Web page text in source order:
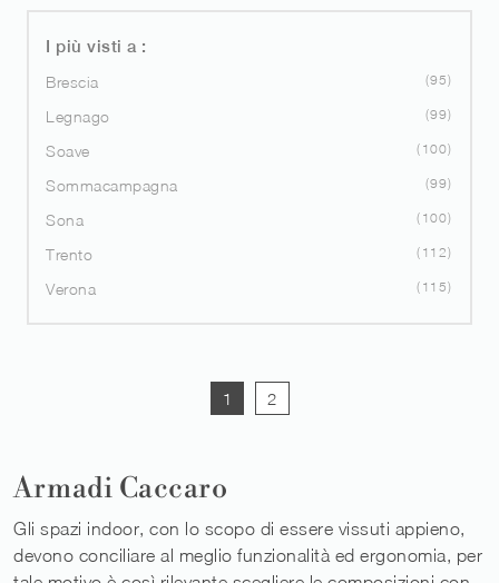
I più visti a :
Brescia
95
Legnago 99
Soave 100
Sommacampagna 99
Sona 100
Trento 112
Verona 115
1 2
Armadi Caccaro
Gli spazi indoor, con lo scopo di essere vissuti appieno,
devono conciliare al meglio funzionalità ed ergonomia, per